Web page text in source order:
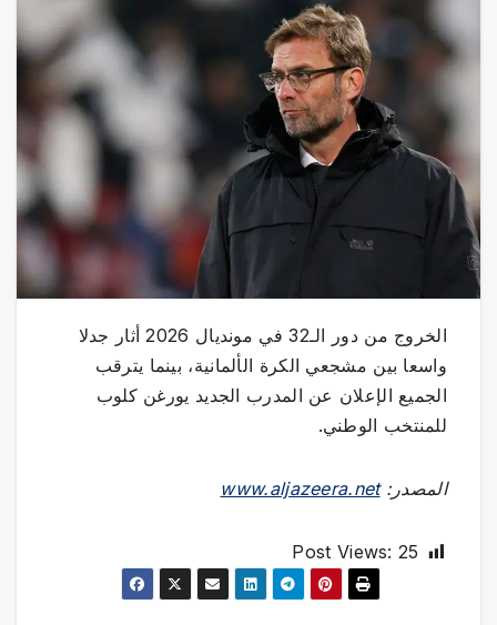
الخروج من دور الـ32 في مونديال 2026 أثار جدلا
واسعا بين مشجعي الكرة الألمانية، بينما يترقب
الجميع الإعلان عن المدرب الجديد يورغن كلوب
للمنتخب الوطني.
المصدر:www.aljazeera.net
Post Views: 25